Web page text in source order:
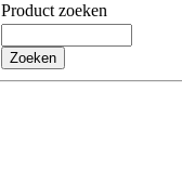
Product zoeken